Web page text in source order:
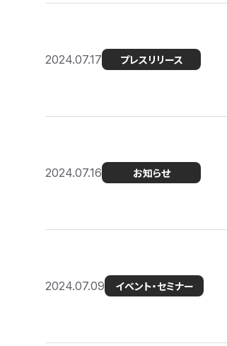
2024.07.17 プレスリリース
2024.07.16 お知らせ
2024.07.09 イベント・セミナー